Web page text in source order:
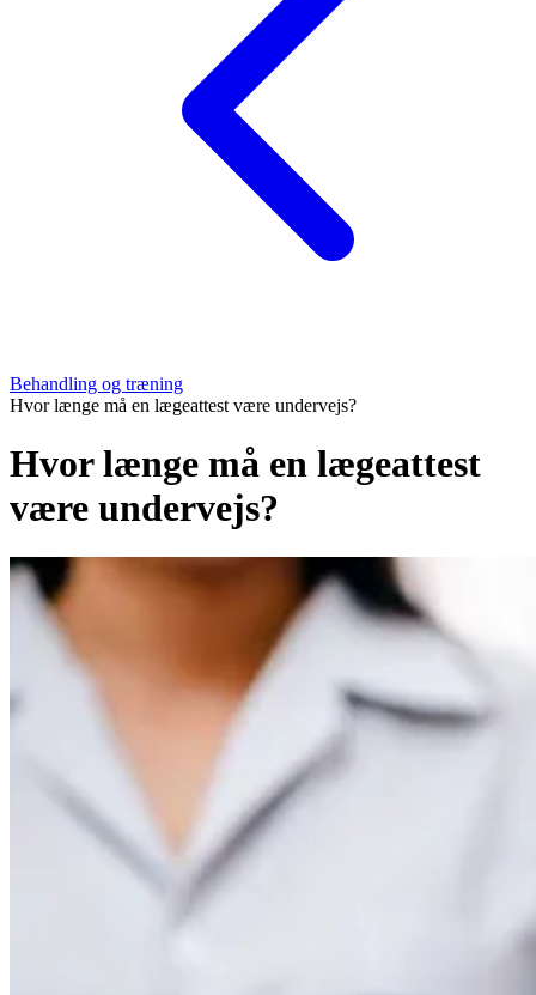
Behandling og træning
Hvor længe må en lægeattest være undervejs?
Hvor længe må en lægeattest
være undervejs?